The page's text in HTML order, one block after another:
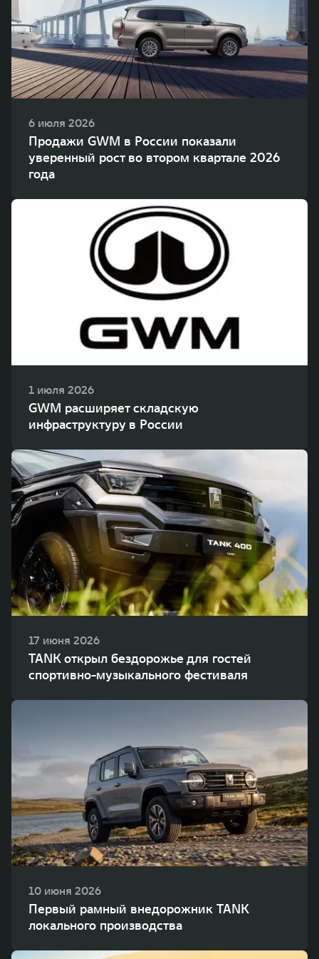
WEY 80
Масштаб возможностей
от 6 449 000 ₽
WEY 80 Лаундж
Масштаб возможностей
от 8 099 000 ₽
6 июля 2026
Продажи GWM в России показали
уверенный рост во втором квартале 2026
года
1 июля 2026
GWM расширяет складскую
инфраструктуру в России
17 июня 2026
TANK открыл бездорожье для гостей
спортивно-музыкального фестиваля
10 июня 2026
Первый рамный внедорожник TANK
локального производства